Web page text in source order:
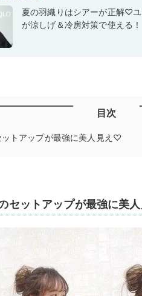
夏の羽織りはシアーが正解♡
が涼しげ＆冷房対策で使える！
目次
トアップが最強に美人見え♡
セットアップが最強に美